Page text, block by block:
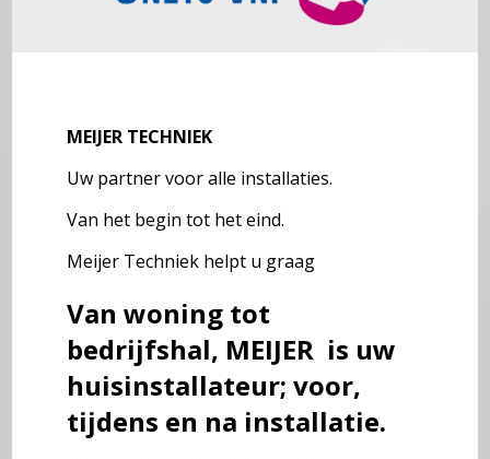
MEIJER TECHNIEK
Uw partner voor alle installaties.
Van het begin tot het eind.
Meijer Techniek helpt u graag
Van woning tot
bedrijfshal, MEIJER is uw
huisinstallateur; voor,
tijdens en na installatie.